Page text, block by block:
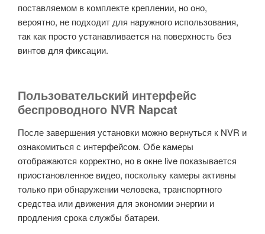
поставляемом в комплекте креплении, но оно,
вероятно, не подходит для наружного использования,
так как просто устанавливается на поверхность без
винтов для фиксации.
Пользовательский интерфейс
беспроводного NVR Napcat
После завершения установки можно вернуться к NVR и
ознакомиться с интерфейсом. Обе камеры
отображаются корректно, но в окне live показывается
приостановленное видео, поскольку камеры активны
только при обнаружении человека, транспортного
средства или движения для экономии энергии и
продления срока службы батареи.